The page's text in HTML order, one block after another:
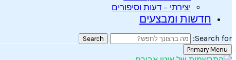
יצירתי – דעות וסיפורים
חדשות ומבצעים
Search for:
Search
Primary Menu